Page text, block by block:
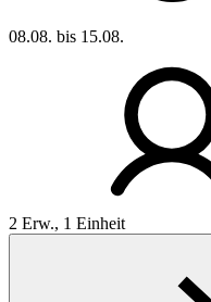
08.08. bis 15.08.
2 Erw., 1 Einheit